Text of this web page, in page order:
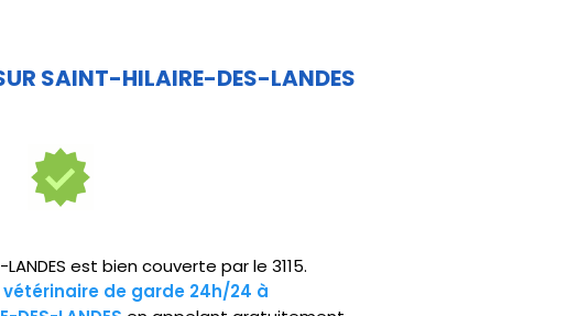
SAINT-HILAIRE-DES-LANDES
LANDES est bien couverte par le 3115.
de garde 24h/24 à